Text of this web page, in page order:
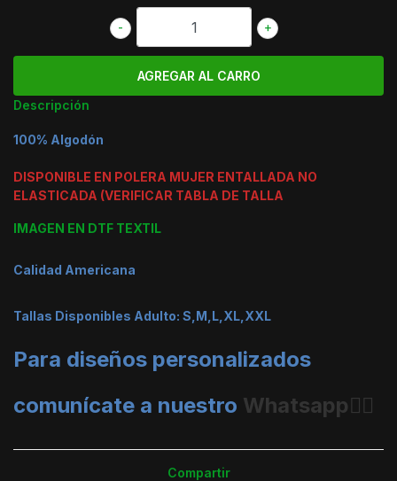
+
-
Descripción
100% Algodón
DISPONIBLE EN POLERA MUJER ENTALLADA NO
ELASTICADA (VERIFICAR TABLA DE TALLA
IMAGEN EN DTF TEXTIL
Calidad Americana
Tallas Disponibles Adulto: S,M,L,XL,XXL
Para diseños personalizados
comunícate a nuestro Whatsapp👈🏼
Compartir